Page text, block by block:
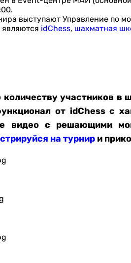
выступают Управление по
idChess, шахматная
участников в
от idChess с
видео с решающими
на турнир и